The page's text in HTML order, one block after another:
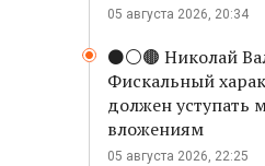
05 августа 2026, 20:34
⚫️⚪️🟤 Николай
Фискальный
должен уступать
вложениям
05 августа 2026, 22:25